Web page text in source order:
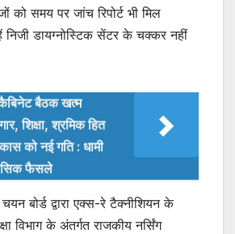
को समय पर जांच रिपोर्ट भी मिल
डायग्नोस्टिक सेंटर के चक्कर नहीं
कैबिनेट बैठक खत्म
शिक्षा, श्रमिक हित
को नई गति : धामी
फैसले
बोर्ड द्वारा एक्स-रे टैक्नीशियन के
विभाग के अंतर्गत राजकीय नर्सिंग